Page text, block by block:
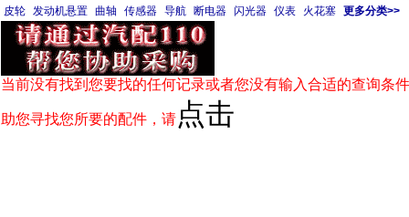
皮轮 发动机悬置 曲轴 传感器 导航 断电器 闪光器 仪表 火花塞 更多分类>>
当前没有找到您要找的任何记录或者您没有输入合适的查询条
助您寻找您所要的配件，请 点击